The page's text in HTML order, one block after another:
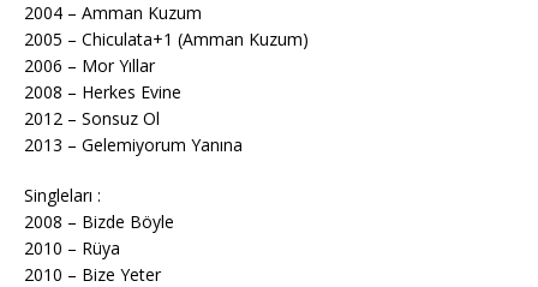
2004 – Amman Kuzum
2005 – Chiculata+1 (Amman Kuzum)
2006 – Mor Yıllar
2008 – Herkes Evine
2012 – Sonsuz Ol
2013 – Gelemiyorum Yanına
Singleları :
2008 – Bizde Böyle
2010 – Rüya
2010 – Bize Yeter